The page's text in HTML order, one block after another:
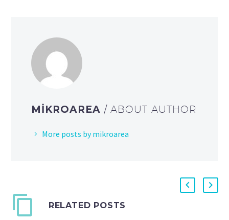
MIKROAREA / ABOUT AUTHOR
More posts by mikroarea
RELATED POSTS